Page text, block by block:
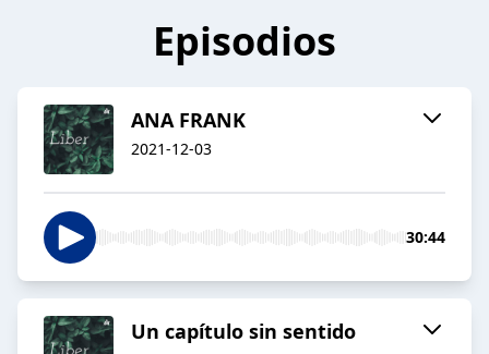
Episodios
ANA FRANK
2021-12-03
30:44
Un capítulo sin sentido